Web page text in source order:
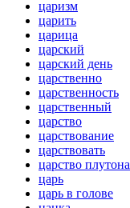
царизм
царить
царица
царский
царский день
царственно
царственность
царственный
царство
царствование
царствовать
царство плутона
царь
царь в голове